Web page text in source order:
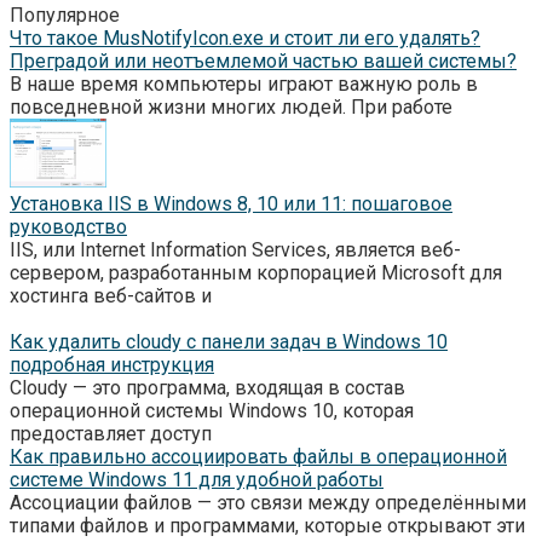
Популярное
Что такое MusNotifyIcon.exe и стоит ли его удалять?
Преградой или неотъемлемой частью вашей системы?
В наше время компьютеры играют важную роль в
повседневной жизни многих людей. При работе
Установка IIS в Windows 8, 10 или 11: пошаговое
руководство
IIS, или Internet Information Services, является веб-
сервером, разработанным корпорацией Microsoft для
хостинга веб-сайтов и
Как удалить cloudy с панели задач в Windows 10
подробная инструкция
Cloudy — это программа, входящая в состав
операционной системы Windows 10, которая
предоставляет доступ
Как правильно ассоциировать файлы в операционной
системе Windows 11 для удобной работы
Ассоциации файлов — это связи между определёнными
типами файлов и программами, которые открывают эти